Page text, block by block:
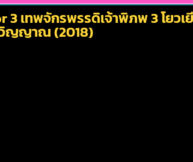
เทพจักรพรรดิเจ้าพิภพ 3 โยวเ
ญญาณ (2018)